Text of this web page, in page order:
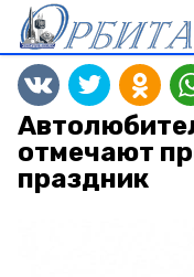
отмечают
праздник